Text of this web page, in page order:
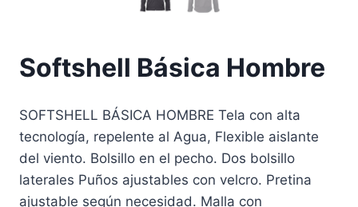
Softshell Básica Hombre
SOFTSHELL BÁSICA HOMBRE Tela con alta
tecnología, repelente al Agua, Flexible aislante
del viento. Bolsillo en el pecho. Dos bolsillo
laterales Puños ajustables con velcro. Pretina
ajustable según necesidad. Malla con